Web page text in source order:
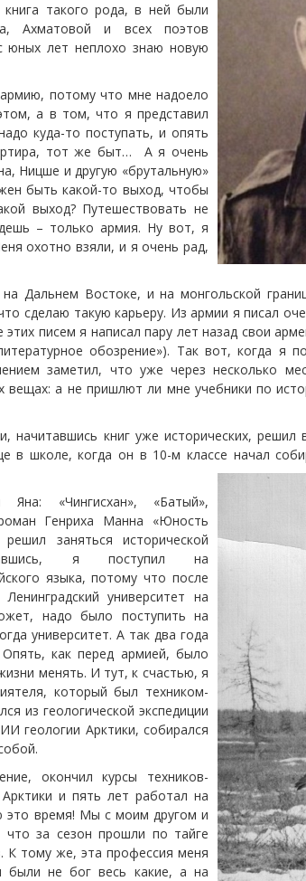
такого рода, в ней были
Ахматовой и всех поэтов
юных лет неплохо знаю новую
потому что мне надоело
а в том, что я представил
куда-то поступать, и опять
тот же быт… А я очень
Ницше и другую «брутальную»
быть какой-то выход, чтобы
выход? Путешествовать не
– только армия. Ну вот, я
охотно взяли, и я очень рад,
Дальнем Востоке, и на монгольской
сделаю такую карьеру. Из армии я писал
писем я написал пару лет назад свои
обозрение»). Так вот, когда я
заметил, что уже через несколько
вещах: а не пришлют ли мне учебники по
начитавшись книг уже исторических,
в школе, когда он в 10-м классе начал
«Чингисхан», «Батый»,
Генриха Манна «Юность
заняться исторической
я поступил на
языка, потому что после
университет на
надо было поступить на
университет. А так два года
Опять, как перед армией, было
менять. И тут, к счастью, я
который был техником-
из геологической экспедиции
геологии Арктики, собирался
окончил курсы техников-
и пять лет работал на
это время! Мы с моим другом и
что за сезон прошли по тайге
К тому же, эта профессия меня
были не бог весь какие, а на